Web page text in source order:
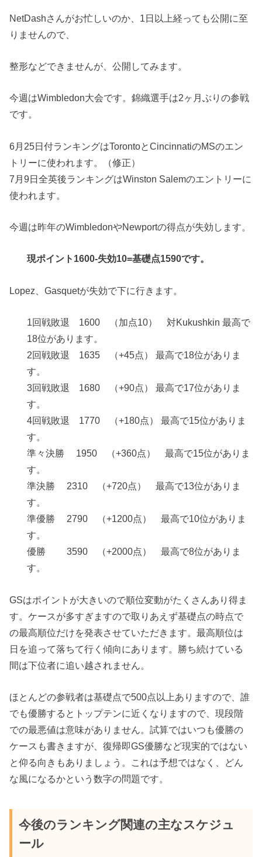
NetDashさんがお忙しいのか、1日以上経っても公開に至
りませんので、
整形などできませんが、公開してみます。
今週はWimbledon大会です。錦織選手は2ヶ月ぶりの参戦
です。
6月25日付ランキングはTorontoとCincinnatiのMSのエン
トリーに使われます。（修正）
7月9日全英後ランキングはWinston Salemのエントリーに
使われます。
今週は昨年のWimbledonやNewportの得点が失効します。
現ポイント1600-失効10=基礎点1590です。
Lopez、Gasquetが失効で下に行きます。
1回戦敗退 1600 （加点10） 対Kukushkin 最高で
18位があります。
2回戦敗退 1635 （+45点） 最高で18位がありま
す。
3回戦敗退 1680 （+90点） 最高で17位がありま
す。
4回戦敗退 1770 （+180点） 最高で15位がありま
す。
準々決勝 1950 （+360点） 最高で15位がありま
す。
準決勝 2310 （+720点） 最高で13位がありま
す。
準優勝 2790 （+1200点） 最高で10位がありま
す。
優勝 3590 （+2000点） 最高で8位がありま
す。
GSはポイントが大きいので順位変動がたくさんあり得ま
す。ケースが多すぎますので取りあえず基礎点の時点で
の最高順位だけを発表させていただきます。最高順位は
日を追って落ちて行く傾向にあります。勝ち続けている
間は下位者に追い越されません。
ほとんどの参戦者は基礎点で500点以上ありますので、誰
でも優勝するとトップテンに近くなりますので、現段階
での最悪値は意味がありません。試算ではいつも優勝の
ケースも書きますが、復帰即GS優勝など現実的ではない
と仰る向きもありましょう。これは予想ではなく、どん
な風になるかという数字の問題です。
今後のランキング関連の主なスケジュ
ール